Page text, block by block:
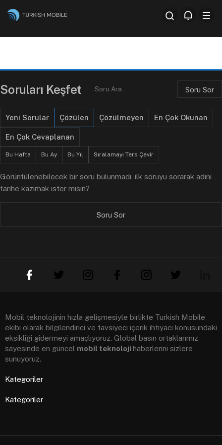
Soruları Keşfet Soru Sor
Yeni Sorular Çözülen Çözülmeyen En Çok Okunan
En Çok Cevaplanan
Bu Hafta Bu Ay Bu Yıl Sıralamayı Ters Çevir
Görüntülenebilecek bir soru bulunmadı, ilk soruyu sorarak adını
tarihe kazımak ister misin?
Soru Sor
Mobil teknolojinin hızla gelişmesiyle birlikte Turkish Mobile
ekibi olarak bilgilendirici ve tavsiyeci içerik ihtiyacı konusundaki
eksikliği gidermeyi amaçlıyoruz. Global basın ortaklarımız
sayesinde en güncel mobil teknoloji haberlerini sizlere
sunuyoruz.
Kategoriler
Kategoriler